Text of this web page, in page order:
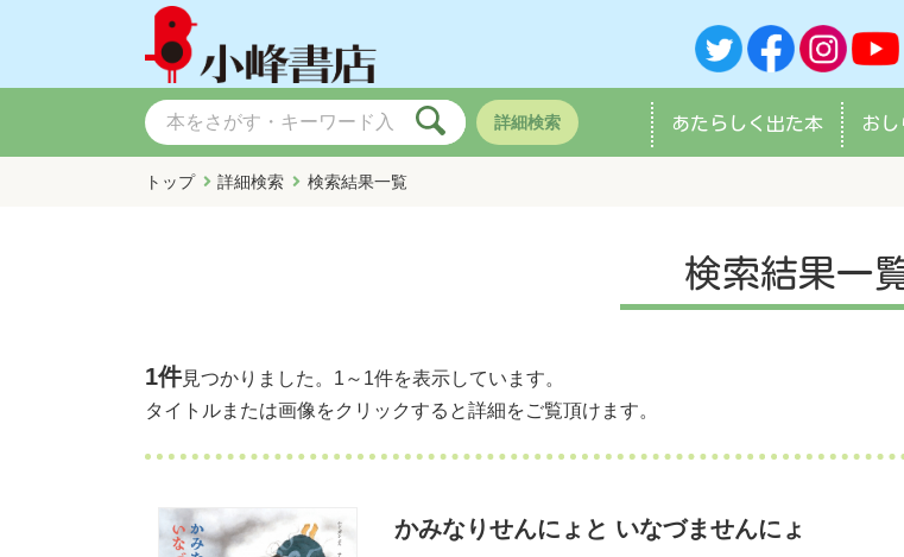
詳細検索 あたらしく 出た本 おし
トップ 詳細検索 検索結果一覧
検索結果一
1件見つかりました。 1～1件を表示しています。
タイトルまたは画像をクリックすると詳細をご覧頂けます。
かみなりせんにょと いなづませんにょ